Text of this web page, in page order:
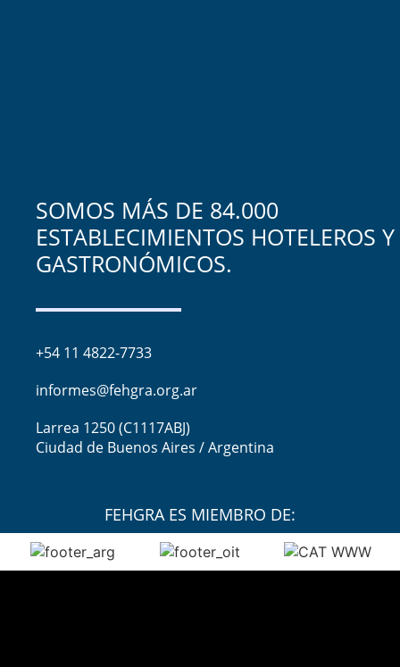
SOMOS MÁS DE 84.000
ESTABLECIMIENTOS HOTELEROS Y
GASTRONÓMICOS.
+54 11 4822-7733
informes@fehgra.org.ar
Larrea 1250 (C1117ABJ)
Ciudad de Buenos Aires / Argentina
FEHGRA ES MIEMBRO DE: